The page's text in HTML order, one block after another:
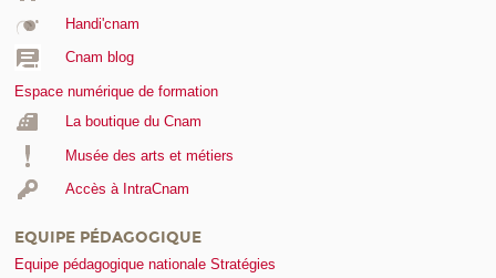
Handi'cnam
Cnam blog
Espace numérique de formation
La boutique du Cnam
Musée des arts et métiers
Accès à IntraCnam
EQUIPE PÉDAGOGIQUE
Equipe pédagogique nationale Stratégies